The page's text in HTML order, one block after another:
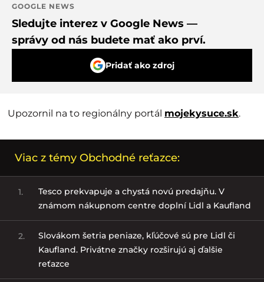
GOOGLE NEWS
Sledujte interez v Google News —
správy od nás budete mať ako prví.
Pridať ako zdroj
Upozornil na to regionálny portál mojekysuce.sk.
Viac z témy Obchodné reťazce:
1.
Tesco prekvapuje a chystá novú predajňu. V
známom nákupnom centre doplní Lidl a Kaufland
2.
Slovákom šetria peniaze, kľúčové sú pre Lidl či
Kaufland. Privátne značky rozširujú aj ďalšie
reťazce